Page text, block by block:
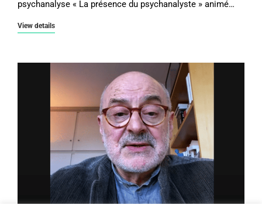
psychanalyse « La présence du psychanalyste » animé…
View details